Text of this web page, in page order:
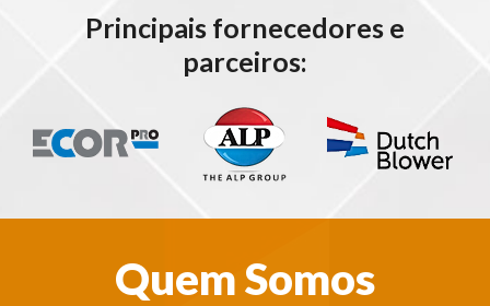
Principais fornecedores e
parceiros:
Quem Somos